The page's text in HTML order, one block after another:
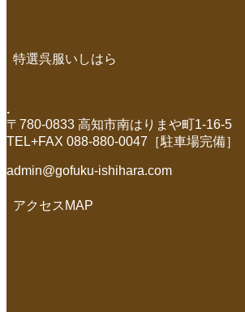
特選呉服いしはら
.
〒780-0833 高知市南はりまや町1-16-5
TEL+FAX 088-880-0047［駐車場完備］
admin@gofuku-ishihara.com
アクセスMAP